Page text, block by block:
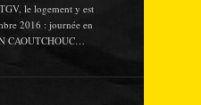
le logement y est
2016 : journée en
CAOUTCHOUC…